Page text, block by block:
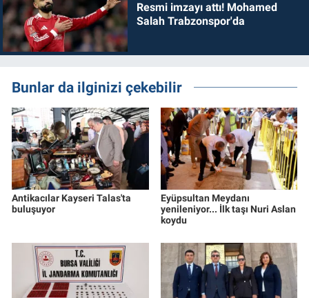
Resmi imzayı attı! Mohamed
Salah Trabzonspor'da
Bunlar da ilginizi çekebilir
Antikacılar Kayseri Talas'ta
buluşuyor
Eyüpsultan Meydanı
yenileniyor... İlk taşı Nuri Aslan
koydu